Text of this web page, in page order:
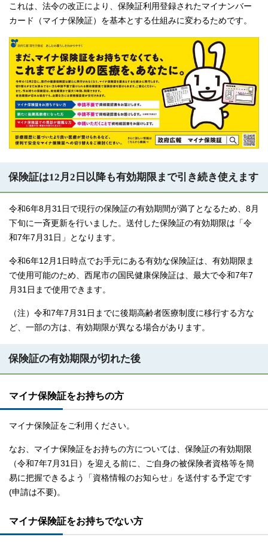
これは、法令の改正により、保険証利用登録されたマイナンバー
カード（マイナ保険証）を基本とする仕組みに変わるためです。
保険証は12月2日以降も有効期限まで引き続き使えます
令和6年8月31日で現行の保険証の有効期間が満了となるため、8月
下旬に一斉更新を行いました。送付した保険証の有効期限は「令
和7年7月31日」となります。
令和6年12月1日時点でお手元にある有効な保険証は、有効期限ま
で使用可能のため、西尾市の国民健康保険証は、最大で令和7年7
月31日まで使用できます。
（注）令和7年7月31日までに後期高齢者医療制度に移行する方な
ど、一部の方は、有効期限が異なる場合があります。
保険証の有効期限が切れた後
マイナ保険証をお持ちの方
マイナ保険証をご利用ください。
なお、マイナ保険証をお持ちの方については、保険証の有効期限
（令和7年7月31日）を迎える前に、ご自身の被保険者資格等を簡
易に把握できるよう「資格情報のお知らせ」を送付する予定です
(申請は不要)。
マイナ保険証をお持ちでない方